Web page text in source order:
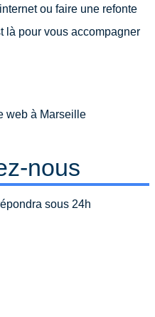
ou faire une refonte
là pour vous accompagner
web à Marseille
nous
sous 24h